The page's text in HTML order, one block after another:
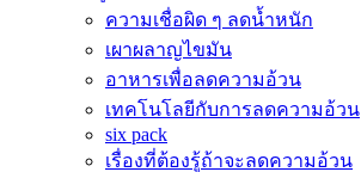
ความเชื่อผิด ๆ ลดน้ำหนัก
เผาผลาญไขมัน
อาหารเพื่อลดความอ้วน
เทคโนโลยีกับการลดความอ้วน
six pack
เรื่องที่ต้องรู้ถ้าจะลดความอ้วน